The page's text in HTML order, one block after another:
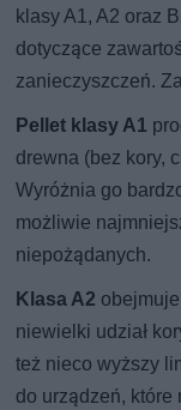
klasy A1, A2 oraz
dotyczące
zanieczyszczeń.
Pellet klasy A1
drewna (bez kory,
Wyróżnia go
możliwie
niepożądanych.
Klasa A2
niewielki udział
też nieco wyższy
do urządzeń,